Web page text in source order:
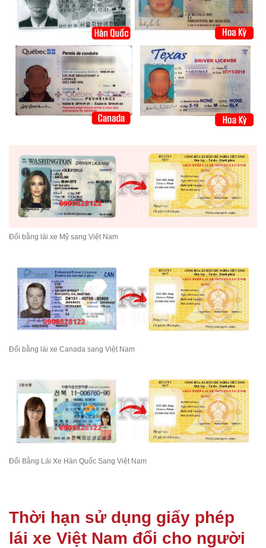
Đổi bằng lái xe Mỹ sang Việt Nam
Đổi bằng lái xe Canada sang Việt Nam
Đổi Bằng Lái Xe Hàn Quốc Sang Việt Nam
Thời hạn sử dụng giấy phép
lái xe Việt Nam đổi cho người